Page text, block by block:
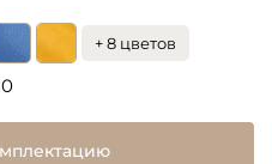
+ 8 цветов